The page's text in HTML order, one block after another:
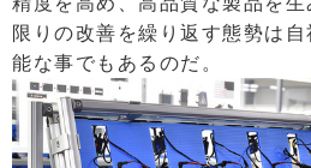
限りの改善を繰り返す態勢は
能な事でもあるのだ。